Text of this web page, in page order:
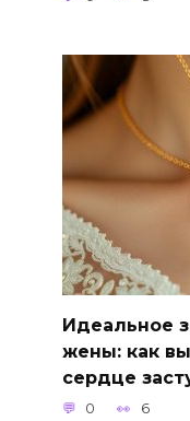
Идеальное
жены: как
сердце
0 6